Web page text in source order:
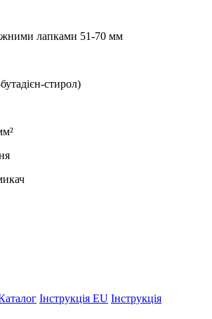
лапками 51-70 мм
стирол)
Інструкція EU Інструкція